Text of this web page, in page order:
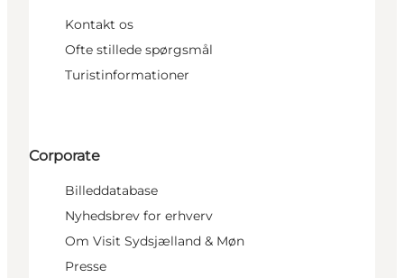
Kontakt os
Ofte stillede spørgsmål
Turistinformationer
Corporate
Billeddatabase
Nyhedsbrev for erhverv
Om Visit Sydsjælland & Møn
Presse